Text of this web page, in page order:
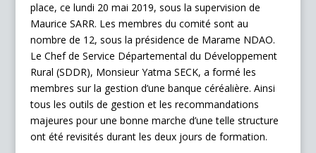
place, ce lundi 20 mai 2019, sous la supervision de
Maurice SARR. Les membres du comité sont au
nombre de 12, sous la présidence de Marame NDAO.
Le Chef de Service Départemental du Développement
Rural (SDDR), Monsieur Yatma SECK, a formé les
membres sur la gestion d’une banque céréalière. Ainsi
tous les outils de gestion et les recommandations
majeures pour une bonne marche d’une telle structure
ont été revisités durant les deux jours de formation.